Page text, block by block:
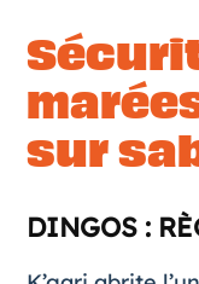
sur
DINGOS :